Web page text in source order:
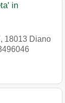
in
, 18013 Diano